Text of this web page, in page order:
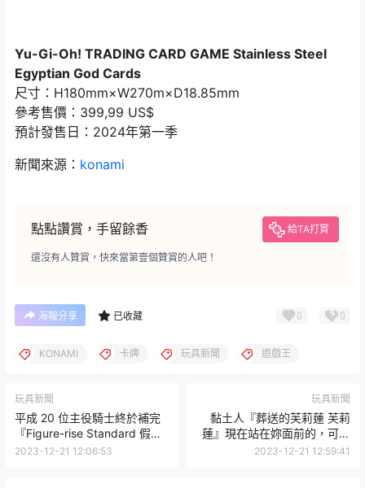
Yu-Gi-Oh! TRADING CARD GAME Stainless Steel
Egyptian God Cards
尺寸：H180mm×W270m​​×D18.85mm
參考售價：399,99 US$
預計發售日：2024年第一季
新聞來源： konami
點點讚賞，手留餘香 給TA打賞
還沒有人贊賞，快來當第壹個贊賞的人吧！
海報分享 已收藏 0 0
KONAMI 卡牌 玩具新聞 遊戲王
玩具新聞
平成 20 位主役騎士終於補完
『Figure-rise Standard 假面
騎士KIVA』再現必殺技魄力抬
2023-12-21 12:06:53
玩具新聞
黏土人『葬送的芙莉蓮 芙莉
蓮』現在站在妳面前的，可是
活了上千年的魔法使！
2023-12-21 12:59:41